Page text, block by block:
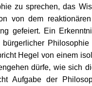
zu sprechen, das
von dem
gefeiert. Ein
Hegel von einem
dürfe, wie sich
Aufgabe der